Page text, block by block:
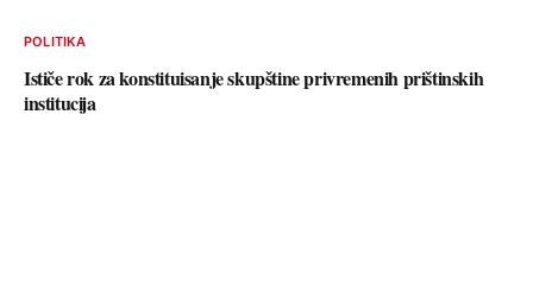
POLITIKA
Ističe rok za konstituisanje skupštine privremenih prištinskih
institucija